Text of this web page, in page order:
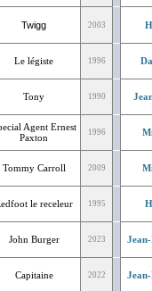
Twigg 2003
Le légiste 1996
Tony 1990
Agent Ernest
Paxton
1996
Tommy Carroll 2009
le receleur 1995
John Burger 2023
Capitaine 2022